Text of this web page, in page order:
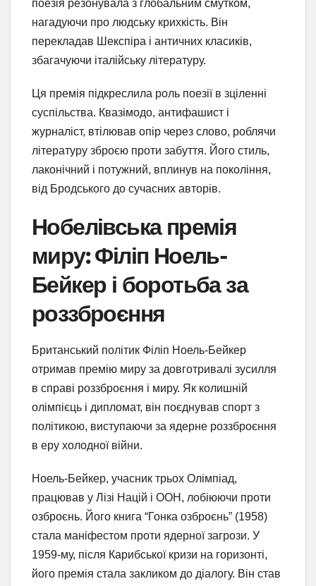
поезія резонувала з глобальним смутком,
нагадуючи про людську крихкість. Він
перекладав Шекспіра і античних класиків,
збагачуючи італійську літературу.
Ця премія підкреслила роль поезії в зціленні
суспільства. Квазімодо, антифашист і
журналіст, втілював опір через слово, роблячи
літературу зброєю проти забуття. Його стиль,
лаконічний і потужний, вплинув на покоління,
від Бродського до сучасних авторів.
Нобелівська премія
миру: Філіп Ноель-
Бейкер і боротьба за
роззброєння
Британський політик Філіп Ноель-Бейкер
отримав премію миру за довготривалі зусилля
в справі роззброєння і миру. Як колишній
олімпієць і дипломат, він поєднував спорт з
політикою, виступаючи за ядерне роззброєння
в еру холодної війни.
Ноель-Бейкер, учасник трьох Олімпіад,
працював у Лізі Націй і ООН, лобіюючи проти
озброєнь. Його книга “Гонка озброєнь” (1958)
стала маніфестом проти ядерної загрози. У
1959-му, після Карибської кризи на горизонті,
його премія стала закликом до діалогу. Він став